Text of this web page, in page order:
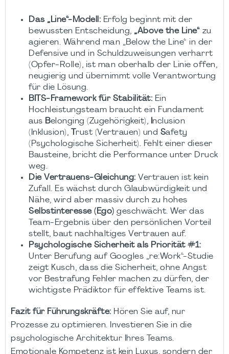
Das „Line“-Modell: Erfolg beginnt mit der
bewussten Entscheidung, „Above the Line“ zu
agieren. Während man „Below the Line“ in der
Defensive und in Schuldzuweisungen verharrt
(Opfer-Rolle), ist man oberhalb der Linie offen,
neugierig und übernimmt volle Verantwortung
für die Lösung.
BITS-Framework für Stabilität: Ein
Hochleistungsteam braucht ein Fundament
aus Belonging (Zugehörigkeit), nclusion
(Inklusion),
rust (Vertrauen) und Safety
(Psychologische Sicherheit). Fehlt einer dieser
Bausteine, bricht die Performance unter Druck
weg.
Die Vertrauens-Gleichung: Vertrauen ist kein
Zufall. Es wächst durch Glaubwürdigkeit und
Nähe, wird aber massiv durch zu hohes
Selbstinteresse (Ego) geschwächt. Wer das
Team-Ergebnis über den persönlichen Vorteil
stellt, baut nachhaltiges Vertrauen auf.
Psychologische Sicherheit als Priorität #1:
Unter Berufung auf Googles „re:Work“-Studie
zeigt Kusch, dass die Sicherheit, ohne Angst
vor Bestrafung Fehler machen zu dürfen, der
wichtigste Prädiktor für effektive Teams ist.
Fazit für Führungskräfte: Hören Sie auf, nur
Prozesse zu optimieren. Investieren Sie in die
psychologische Architektur Ihres Teams.
Emotionale Kompetenz ist kein Luxus, sondern der